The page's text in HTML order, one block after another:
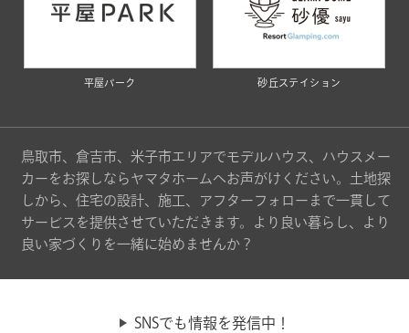
平屋パーク 砂丘ステイション
鳥取市、倉吉市、米子市エリアでモデルハウス、ハウスメー
カーをお探しならヤマタホームへお声がけください。土地探
しから、住宅の設計、施工、アフターフォローまで一貫して
サービスを提供させていただきます。より良い暮らし、より
良い家づくりを一緒に始めませんか？
SNSでも情報を発信中！